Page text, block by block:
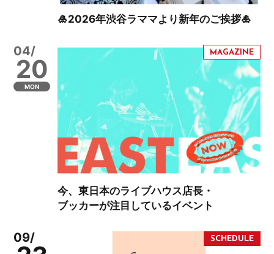
🎍2026年渋谷ラママより新年のご挨拶🎍
04/
20
MON
今、東日本のライブハウス店長・
ブッカーが注目しているイベント
09/